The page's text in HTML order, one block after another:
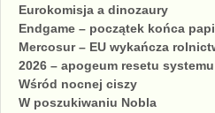
Eurokomisja a dinozaury
Endgame – początek końca
Mercosur – EU wykańcza
2026 – apogeum resetu systemu
Wśród nocnej ciszy
W poszukiwaniu Nobla